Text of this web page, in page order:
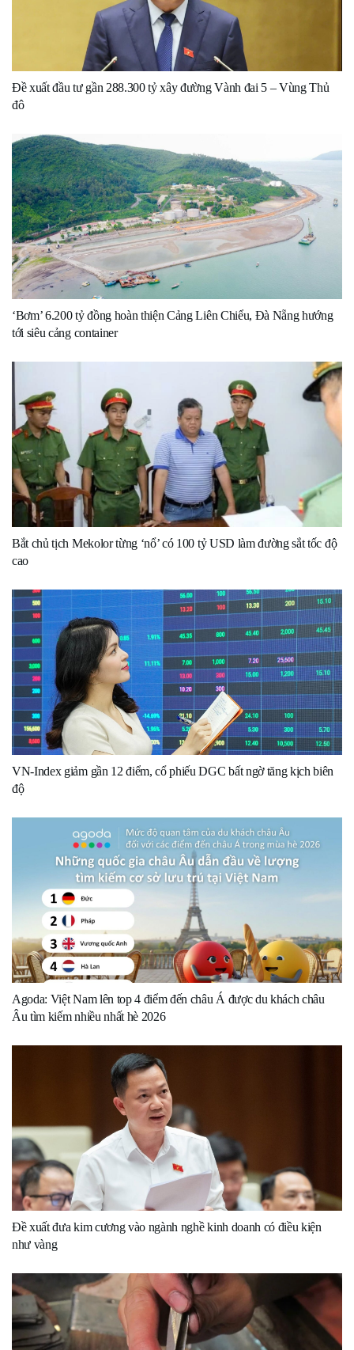
Đề xuất đầu tư gần 288.300 tỷ xây đường Vành đai 5 – Vùng Thủ
đô
‘Bơm’ 6.200 tỷ đồng hoàn thiện Cảng Liên Chiểu, Đà Nẵng hướng
tới siêu cảng container
Bắt chủ tịch Mekolor từng ‘nổ’ có 100 tỷ USD làm đường sắt tốc độ
cao
VN-Index giảm gần 12 điểm, cổ phiếu DGC bất ngờ tăng kịch biên
độ
Agoda: Việt Nam lên top 4 điểm đến châu Á được du khách châu
Âu tìm kiếm nhiều nhất hè 2026
Đề xuất đưa kim cương vào ngành nghề kinh doanh có điều kiện
như vàng